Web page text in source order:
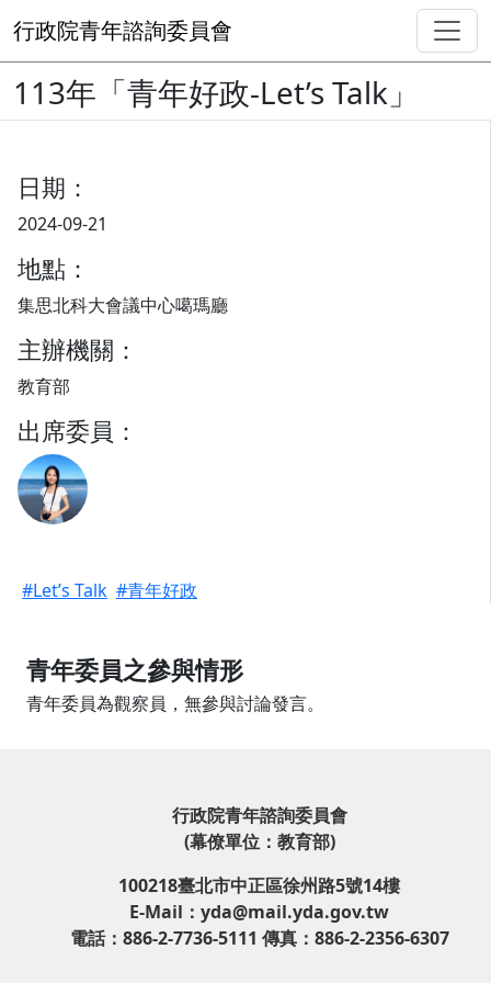
行政院青年諮詢委員會
113年「青年好政-Let’s Talk」
日期：
2024-09-21
地點：
集思北科大會議中心噶瑪廳
主辦機關：
教育部
出席委員：
#Let’s Talk #青年好政
青年委員之參與情形
青年委員為觀察員，無參與討論發言。
行政院青年諮詢委員會
(幕僚單位：教育部)
100218臺北市中正區徐州路5號14樓
E-Mail：yda@mail.yda.gov.tw
電話：886-2-7736-5111 傳真：886-2-2356-6307